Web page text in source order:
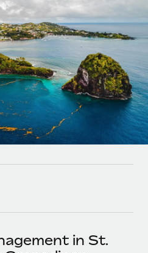
HR in bestehende Abläufe
für dein Team
KI-Tools mit Remote über unser
unverzichtbaren Business-
um Teams zu
und Großunternehmen
Global-HR-Funktionen in deine
in St.